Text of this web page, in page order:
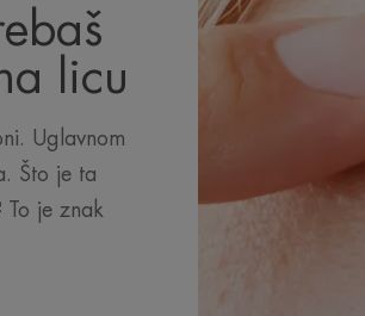
licu
Uglavnom
Što je ta
je znak